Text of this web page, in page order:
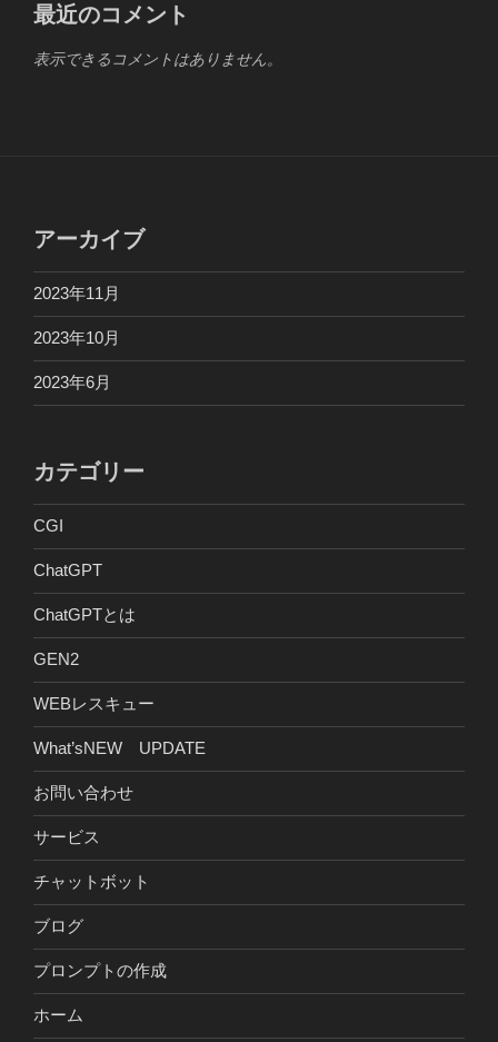
最近のコメント
表示できるコメントはありません。
アーカイブ
2023年11月
2023年10月
2023年6月
カテゴリー
CGI
ChatGPT
ChatGPTとは
GEN2
WEBレスキュー
What’sNEW UPDATE
お問い合わせ
サービス
チャットボット
ブログ
プロンプトの作成
ホーム